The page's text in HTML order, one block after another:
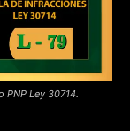
PNP Ley 30714.